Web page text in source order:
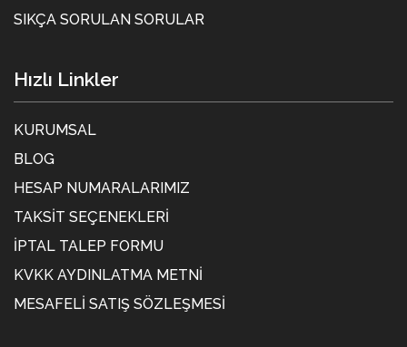
SIKÇA SORULAN SORULAR
Hızlı Linkler
KURUMSAL
BLOG
HESAP NUMARALARIMIZ
TAKSIT SEÇENEKLERI
İPTAL TALEP FORMU
KVKK AYDINLATMA METNİ
MESAFELI SATIŞ SÖZLEŞMESI